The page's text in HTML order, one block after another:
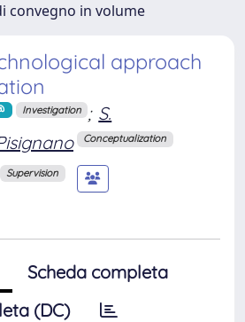
convegno in volume
approach
Investigation ; S.
Conceptualization
Supervision
Scheda completa
(DC)